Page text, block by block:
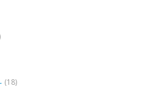
(18)